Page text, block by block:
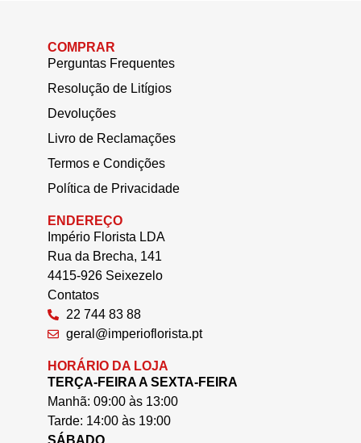
COMPRAR
Perguntas Frequentes
Resolução de Litígios
Devoluções
Livro de Reclamações
Termos e Condições
Política de Privacidade
ENDEREÇO
Império Florista LDA
Rua da Brecha, 141
4415-926 Seixezelo
Contatos
22 744 83 88
geral@imperioflorista.pt
HORÁRIO DA LOJA
TERÇA-FEIRA A SEXTA-FEIRA
Manhã: 09:00 às 13:00
Tarde: 14:00 às 19:00